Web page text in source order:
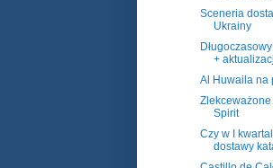
Sceneria
Ukrainy
+
Al Huwaila na
Spirit
Czy w I
dostawy